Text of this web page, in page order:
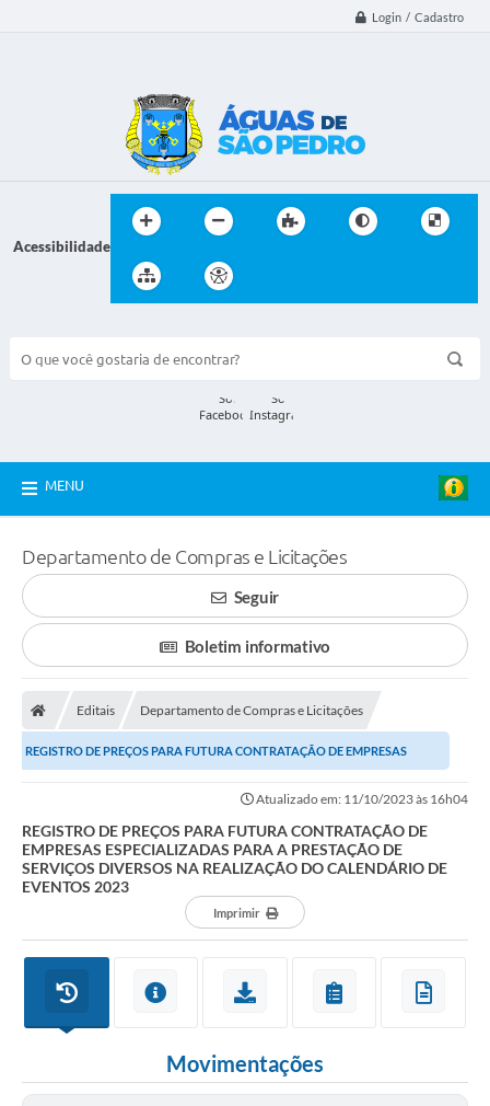
Login / Cadastro
Acessibilidade
MENU
Departamento de Compras e Licitações
Seguir
Boletim informativo
Editais Departamento de Compras e Licitações
REGISTRO DE PREÇOS PARA FUTURA CONTRATAÇÃO DE EMPRESAS
Atualizado em: 11/10/2023 às 16h04
REGISTRO DE PREÇOS PARA FUTURA CONTRATAÇÃO DE
EMPRESAS ESPECIALIZADAS PARA A PRESTAÇÃO DE
SERVIÇOS DIVERSOS NA REALIZAÇÃO DO CALENDÁRIO DE
EVENTOS 2023
Imprimir
Movimentações